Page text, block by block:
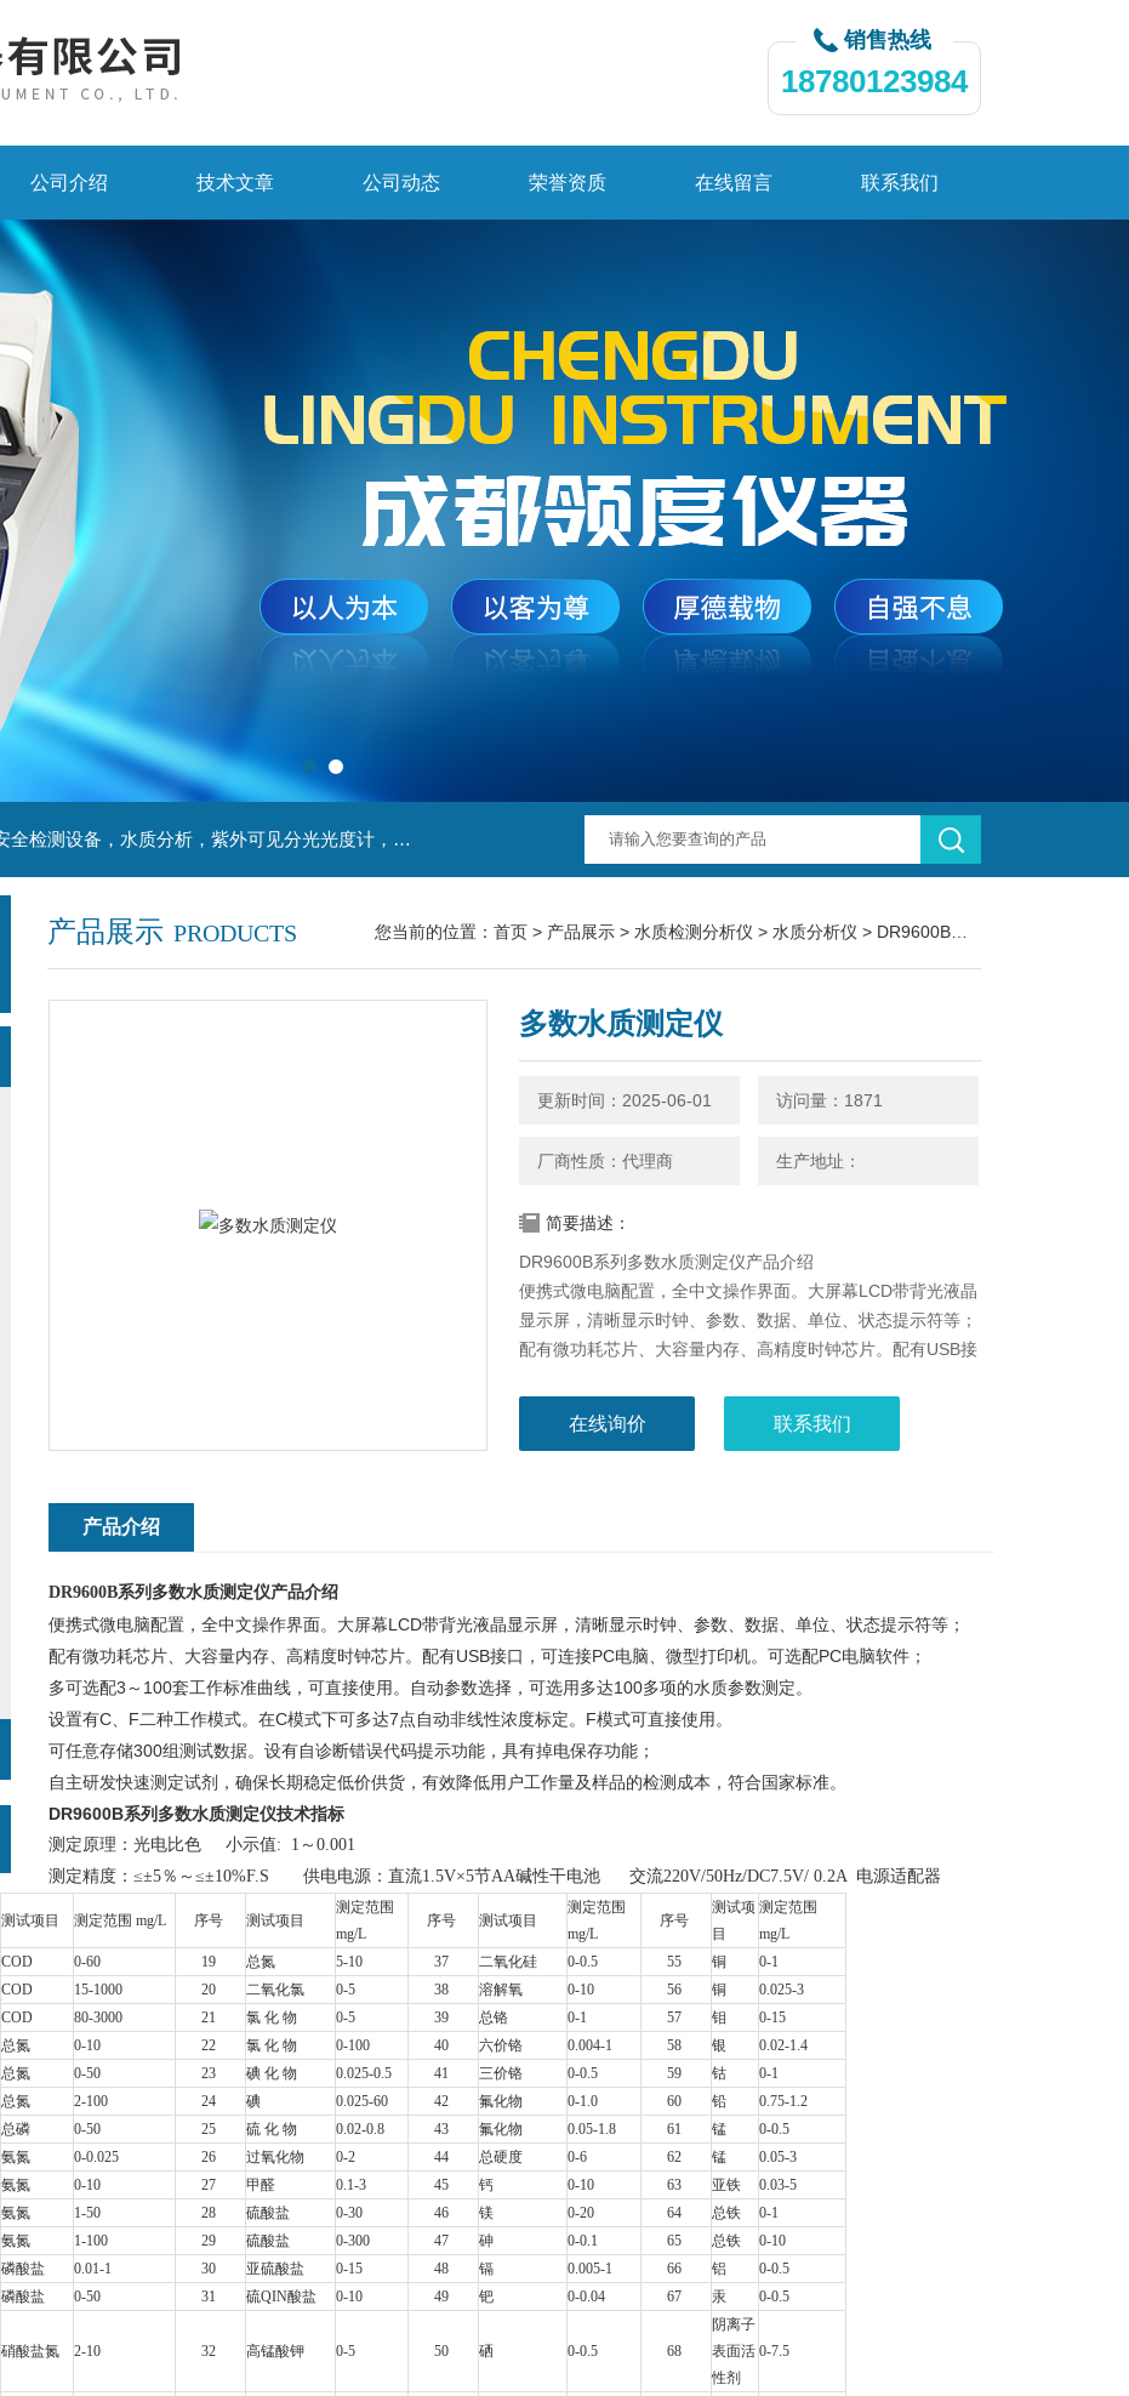
销售热线
18780123984
公司介绍 技术文章 公司动态 荣誉资质 在线留言 联系我们
主营产品：实验室检测设备，离心机，食品安全检测设备，水质分析，紫外可见分光光度计，液氮罐，万分之一天平，离心机生物实验室工程，移液器
产品展示 PRODUCTS 您当前的位置： 首页 > 产品展示 > 水质检测分析仪 > 水质分析仪 > DR9600B多数水质测定仪
多数水质测定仪
更新时间：2025-06-01 访问量：1871
厂商性质：代理商 生产地址：
简要描述：
DR9600B系列多数水质测定仪产品介绍
便携式微电脑配置，全中文操作界面。大屏幕LCD带背光液晶
显示屏，清晰显示时钟、参数、数据、单位、状态提示符等；
配有微功耗芯片、大容量内存、高精度时钟芯片。配有USB接
在线询价 联系我们
产品介绍
DR9600B系列多数水质测定仪产品介绍
便携式微电脑配置，全中文操作界面。大屏幕LCD带背光液晶显示屏，清晰显示时钟、参数、数据、单位、状态提示符等；
配有微功耗芯片、大容量内存、高精度时钟芯片。配有USB接口，可连接PC电脑、微型打印机。可选配PC电脑软件；
多可选配3～100套工作标准曲线，可直接使用。自动参数选择，可选用多达100多项的水质参数测定。
设置有C、F二种工作模式。在C模式下可多达7点自动非线性浓度标定。F模式可直接使用。
可任意存储300组测试数据。设有自诊断错误代码提示功能，具有掉电保存功能；
自主研发快速测定试剂，确保长期稳定低价供货，有效降低用户工作量及样品的检测成本，符合国家标准。
DR9600B系列多数水质测定仪技术指标
测定原理：光电比色 小示值: 1～0.001
测定精度：≤±5％～≤±10%F.S 供电电源：直流1.5V×5节AA碱性干电池 交流220V/50Hz/DC7.5V/ 0.2A 电源适配器
测试项目 测定范围 mg/L 序号 测试项目
测定范围
mg/L
序号 测试项目
测定范围
mg/L
序号
测试项
目
测定范围
mg/L
COD 0-60 19 总氮 5-10 37 二氧化硅 0-0.5 55 铜
0-1
COD 15-1000 20 二氧化氯 0-5 38 溶解氧 0-10 56 铜
0.025-3
COD 80-3000 21 氯 化 物 0-5 39 总铬 0-1 57 钼
0-15
总氮 0-10 22 氯 化 物 0-100 40 六价铬 0.004-1 58 银
0.02-1.4
总氮 0-50 23 碘 化 物 0.025-0.5 41 三价铬 0-0.5 59 钴
0-1
总氮 2-100 24 碘 0.025-60 42 氟化物 0-1.0 60 铅
0.75-1.2
总磷 0-50 25 硫 化 物 0.02-0.8 43 氟化物 0.05-1.8 61 锰
0-0.5
氨氮 0-0.025 26 过氧化物 0-2 44 总硬度 0-6 62 锰
0.05-3
氨氮 0-10 27 甲醛 0.1-3 45 钙 0-10 63 亚铁
0.03-5
氨氮 1-50 28 硫酸盐 0-30 46 镁 0-20 64 总铁
0-1
氨氮 1-100 29 硫酸盐 0-300 47 砷 0-0.1 65 总铁
0-10
磷酸盐 0.01-1 30 亚硫酸盐 0-15 48 镉 0.005-1 66 铝
0-0.5
磷酸盐 0-50 31 硫QIN酸盐 0-10 49 钯 0-0.04 67 汞 0-0.5
硝酸盐氮 2-10 32 高锰酸钾 0-5 50 硒 0-0.5 68
阴离子
表面活
性剂
0-7.5